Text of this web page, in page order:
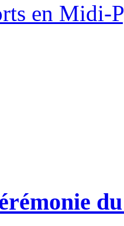
en Midi-